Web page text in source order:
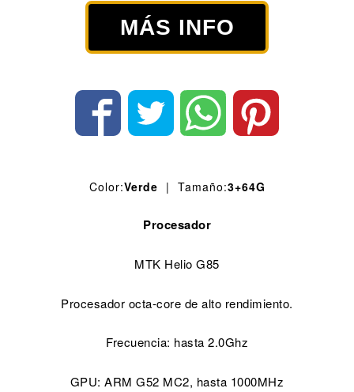
MÁS INFO
Color:Verde | Tamaño:3+64G
Procesador
MTK Helio G85
Procesador octa-core de alto rendimiento.
Frecuencia: hasta 2.0Ghz
GPU: ARM G52 MC2, hasta 1000MHz